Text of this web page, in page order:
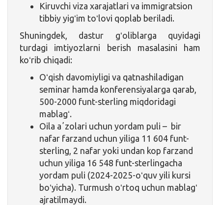
Kiruvchi viza xarajatlari va immigratsion
tibbiy yigʻim toʻlovi qoplab beriladi.
Shuningdek, dastur gʻoliblarga quyidagi
turdagi imtiyozlarni berish masalasini ham
koʻrib chiqadi:
Oʻqish davomiyligi va qatnashiladigan
seminar hamda konferensiyalarga qarab,
500-2000 funt-sterling miqdoridagi
mablagʻ.
Oila aʼzolari uchun yordam puli – bir
nafar farzand uchun yiliga 11 604 funt-
sterling, 2 nafar yoki undan kop farzand
uchun yiliga 16 548 funt-sterlingacha
yordam puli (2024-2025-oʻquv yili kursi
boʻyicha). Turmush oʻrtoq uchun mablagʻ
ajratilmaydi.